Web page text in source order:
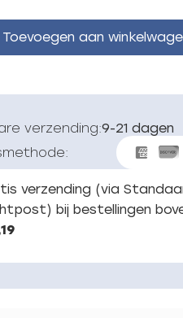
Toevoegen aan
verzending:9-21 dagen
verzending (via
bij bestellingen